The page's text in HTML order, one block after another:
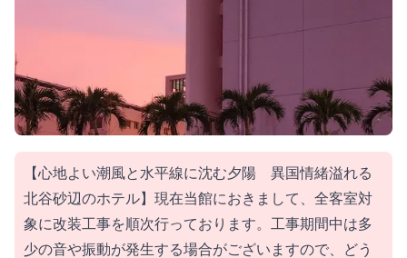
【心地よい潮風と水平線に沈む夕陽 異国情緒溢れる
北谷砂辺のホテル】現在当館におきまして、全客室対
象に改装工事を順次行っております。工事期間中は多
少の音や振動が発生する場合がございますので、どう